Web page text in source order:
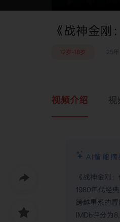
《战神金刚
12岁-18岁 25年
视频介绍 视
AI智能摘
《战神金刚
1980年代经
跨越星系的
IMDb评分为